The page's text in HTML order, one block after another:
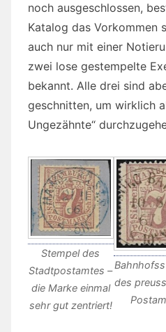
noch ausgeschlossen,
Katalog das Vorkommen
auch nur mit einer
zwei lose gestempelte
bekannt. Alle drei sind
geschnitten, um wirklich
Ungezähnte“
Stempel des
Stadtpostamtes –
die Marke einmal
sehr gut zentriert!
des